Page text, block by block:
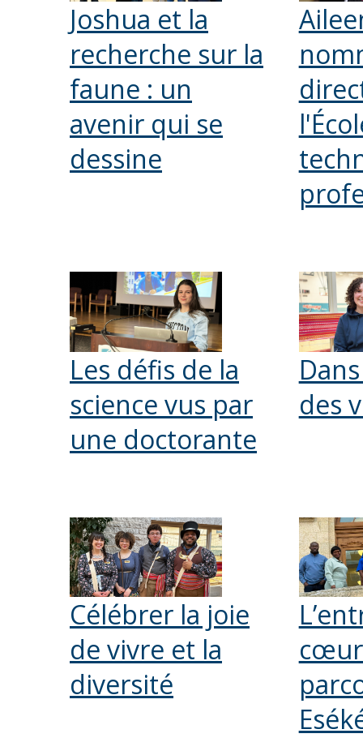
Joshua et la
recherche sur la
faune : un
avenir qui se
dessine
Les défis de la
science vus par
une doctorante
des
Célébrer la joie
de vivre et la
diversité